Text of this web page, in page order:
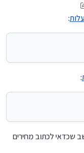
:
:
שכדאי לכתוב מחירים